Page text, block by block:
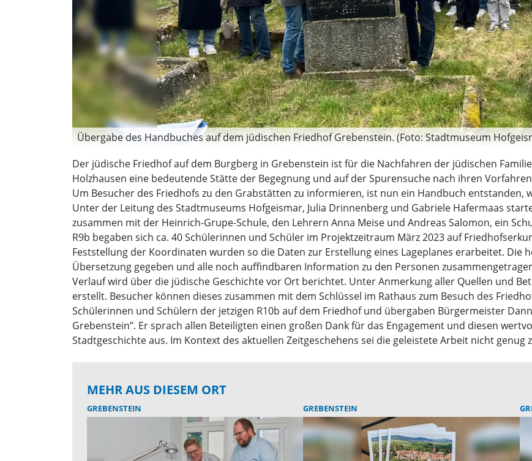
Übergabe des Handbuches auf dem jüdischen Friedhof Grebenstein. (Foto: Stadtmuseum
Der jüdische Friedhof auf dem Burgberg in Grebenstein ist für die Nachfahren der jüdischen
Holzhausen eine bedeutende Stätte der Begegnung und auf der Spurensuche nach ihren
Um Besucher des Friedhofs zu den Grabstätten zu informieren, ist nun ein Handbuch entstanden,
Unter der Leitung des Stadtmuseums Hofgeismar, Julia Drinnenberg und Gabriele Hafermaas
zusammen mit der Heinrich-Grupe-Schule, den Lehrern Anna Meise und Andreas Salomon, ein
R9b begaben sich ca. 40 Schülerinnen und Schüler im Projektzeitraum März 2023 auf
Feststellung der Koordinaten wurden so die Daten zur Erstellung eines Lageplanes erarbeitet.
Übersetzung gegeben und alle noch auffindbaren Information zu den Personen
Verlauf wird über die jüdische Geschichte vor Ort berichtet. Unter Anmerkung aller Quellen und
erstellt. Besucher können dieses zusammen mit dem Schlüssel im Rathaus zum Besuch des
Schülerinnen und Schülern der jetzigen R10b auf dem Friedhof und übergaben Bürgermeister
Grebenstein”. Er sprach allen Beteiligten einen großen Dank für das Engagement und diesen
Stadtgeschichte aus. Im Kontext des aktuellen Zeitgeschehens sei die geleistete Arbeit nicht genug
MEHR AUS DIESEM ORT
GREBENSTEIN GREBENSTEIN